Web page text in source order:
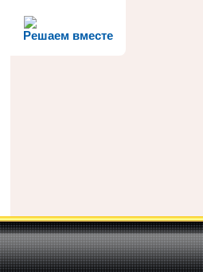
Решаем вместе